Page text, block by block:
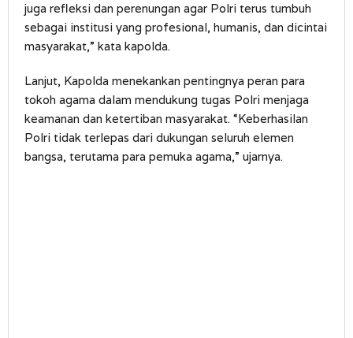
juga refleksi dan perenungan agar Polri terus tumbuh
sebagai institusi yang profesional, humanis, dan dicintai
masyarakat,” kata kapolda.
Lanjut, Kapolda menekankan pentingnya peran para
tokoh agama dalam mendukung tugas Polri menjaga
keamanan dan ketertiban masyarakat. “Keberhasilan
Polri tidak terlepas dari dukungan seluruh elemen
bangsa, terutama para pemuka agama,” ujarnya.